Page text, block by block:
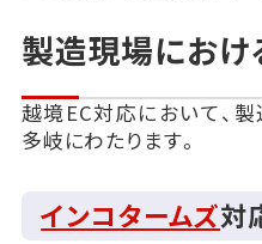
製造現場にお
越境EC対応において、
多岐にわたります。
インコタームズ対